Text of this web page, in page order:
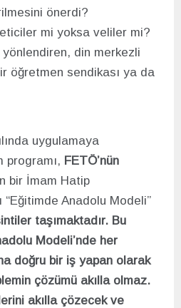
önerdi?
mi yoksa veliler mi?
yönlendiren, din merkezli
öğretmen sendikası ya da
uygulamaya
programı, FETÖ’nün
bir İmam Hatip
“Eğitimde Anadolu Modeli”
taşımaktadır. Bu
Modeli’nde her
doğru bir iş yapan olarak
çözümü akılla olmaz.
akılla çözecek ve